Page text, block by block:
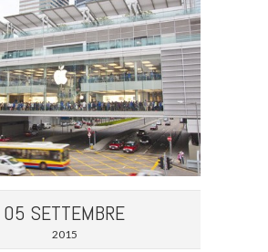
05 SETTEMBRE
2015